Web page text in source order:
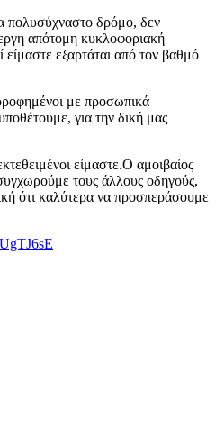
πολυσύχναστο δρόμο, δεν
απότομη κυκλοφοριακή
εξαρτάται από τον βαθμό
με προσωπικά
για την δική μας
είμαστε.Ο αμοιβαίος
τους άλλους οδηγούς,
ότι καλύτερα να προσπεράσουμε